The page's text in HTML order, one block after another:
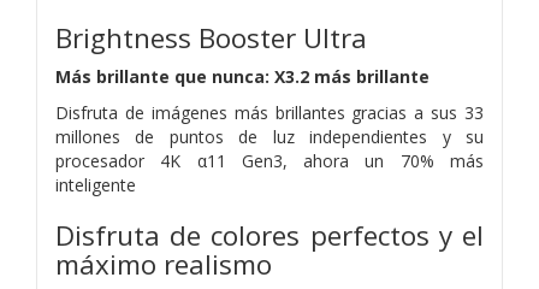
Brightness Booster Ultra
Más brillante que nunca: X3.2 más brillante
Disfruta de imágenes más brillantes gracias a sus 33
millones de puntos de luz independientes y su
procesador 4K α11 Gen3, ahora un 70% más
inteligente
Disfruta de colores perfectos y el
máximo realismo